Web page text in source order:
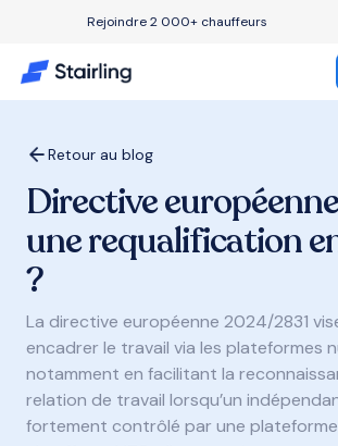
Rejoindre 2 000+ chauffeurs
Retour au blog
Directive
une requalification
?
La directive européenne 2024/2831
encadrer le travail via les plateformes
notamment en facilitant la
relation de travail lorsqu’un
fortement contrôlé par une